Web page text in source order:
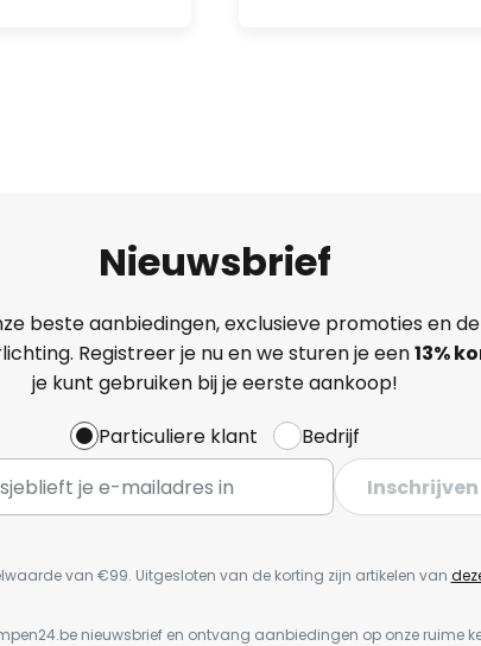
Nieuwsbrief
beste aanbiedingen, exclusieve promoties en
Registreer je nu en we sturen je een13%
je kunt gebruiken bij je eerste aankoop!
Particuliere klant
Bedrijf
Inschrijven
van €99. Uitgesloten van de korting zijn artikelen van
nieuwsbrief en ontvang aanbiedingen op onze ruime